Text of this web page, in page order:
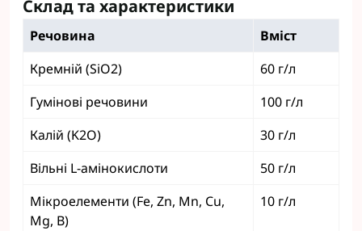
Склад та характеристики
Речовина
Вміст
Кремній (SiO2)
60 г/л
Гумінові речовини
100 г/л
Калій (K2O)
30 г/л
Вільні L-амінокислоти
50 г/л
Мікроелементи (Fe, Zn, Mn, Cu,
Mg, B)
10 г/л